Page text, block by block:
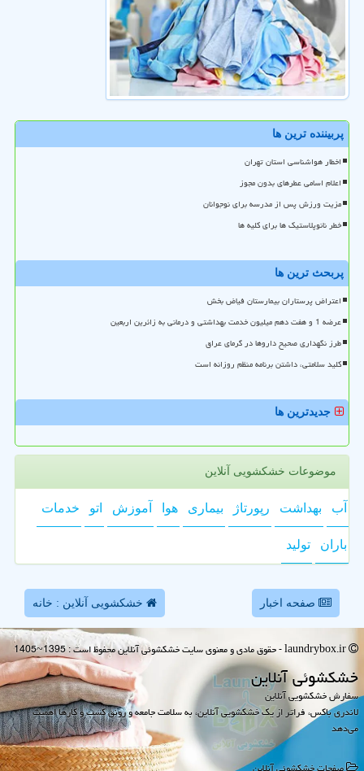
پربیننده ترین ها
اخطار هواشناسی استان تهران
اعلام اسامی عطرهای بدون مجوز
مزیت ورزش پس از مدرسه برای نوجوانان
خطر نانوپلاستیک ها برای کلیه ها
پربحث ترین ها
اعتراض پرستاران بیمارستان فیاض بخش
عرضه 1 و هفت دهم میلیون خدمت بهداشتی و درمانی به زائرین اربعین
طرز نگهداری صحیح داروها در گرمای عراق
کلید سلامتی، داشتن برنامه منظم روزانه است
جدیدترین ها
موضوعات خشکشویی آنلاین
آب بهداشت رپورتاژ بیماری هوا آموزش اتو خدمات
باران تولید
صفحه اخبار خشکشویی آنلاین : خانه
خشكشوئی آنلاین
سفارش خشکشویی آنلاین
لاندری باکس، فراتر از یک خشکشویی آنلاین، به سلامت جامعه و رونق کسب و کارها اهمیت
می‌دهد